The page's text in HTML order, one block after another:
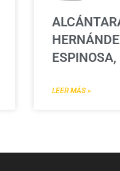
ESPINOSA,
LEER MÁS »